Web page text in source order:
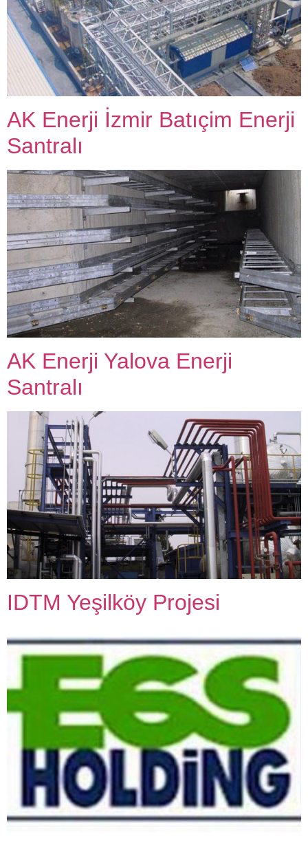
AK Enerji İzmir Batıçim Enerji
Santralı
AK Enerji Yalova Enerji
Santralı
IDTM Yeşilköy Projesi